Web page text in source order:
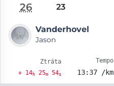
26 23
Vanderhovel
Jason
Ztráta
+ 14h25m54s
Tempo
13:37 /km